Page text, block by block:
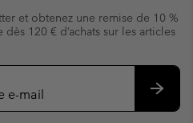
et obtenez une remise de 10 %
120 € d’achats sur les articles